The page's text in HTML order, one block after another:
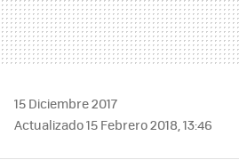
15 Diciembre 2017
Actualizado 15 Febrero 2018, 13:46